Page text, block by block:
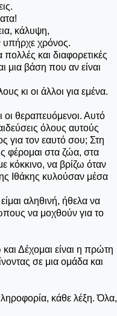
κάλυψη,
υπήρχε χρόνος.
και διαφορετικές
μια βάση που αν είναι
κι οι άλλοι για εμένα.
θεραπευόμενοι. Αυτό
όλους αυτούς
για τον εαυτό σου; Στη
φέρομαι στα ζώα, στα
κόκκινο, να βρίζω όταν
Ιθάκης κυλούσαν μέσα
αληθινή, ήθελα να
να μοχθούν για το
Δέχομαι είναι η πρώτη
σε μια ομάδα και
κάθε λέξη. Όλα,